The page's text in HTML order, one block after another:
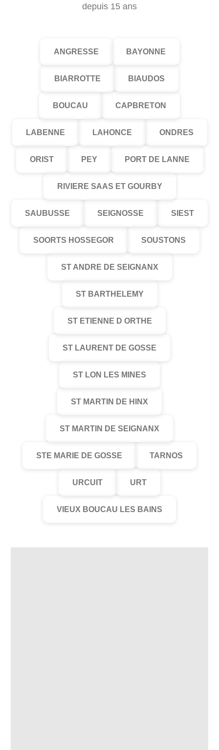
depuis 15 ans
ANGRESSE BAYONNE
BIARROTTE BIAUDOS
BOUCAU CAPBRETON
LABENNE LAHONCE ONDRES
ORIST PEY PORT DE LANNE
RIVIERE SAAS ET GOURBY
SAUBUSSE SEIGNOSSE SIEST
SOORTS HOSSEGOR SOUSTONS
ST ANDRE DE SEIGNANX
ST BARTHELEMY
ST ETIENNE D ORTHE
ST LAURENT DE GOSSE
ST LON LES MINES
ST MARTIN DE HINX
ST MARTIN DE SEIGNANX
STE MARIE DE GOSSE TARNOS
URCUIT URT
VIEUX BOUCAU LES BAINS